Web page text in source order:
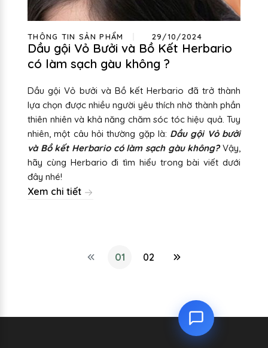
THÔNG TIN SẢN PHẨM 29/10/2024
Dầu gội Vỏ Bưởi và Bồ Kết Herbario
có làm sạch gàu không ?
Dầu gội Vỏ bưởi và Bồ kết Herbario đã trở thành
lựa chọn được nhiều người yêu thích nhờ thành phần
thiên nhiên và khả năng chăm sóc tóc hiệu quả. Tuy
nhiên, một câu hỏi thường gặp là: Dầu gội Vỏ bưởi
và Bồ kết Herbario có làm sạch gàu không?Vậy,
hãy cùng Herbario đi tìm hiểu trong bài viết dưới
đây nhé!
Xem chi tiết
01 02